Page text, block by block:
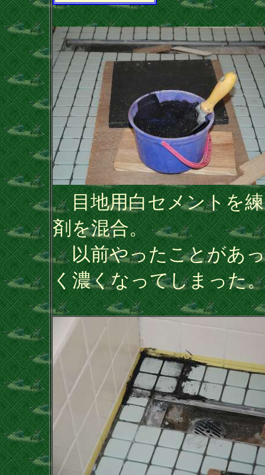
目地用白セメントを練
剤を混合。
以前やったことがあっ
く濃くなってしまった